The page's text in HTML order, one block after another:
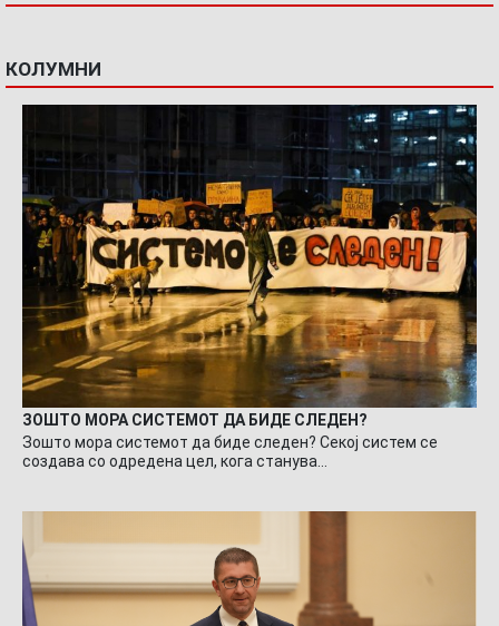
КОЛУМНИ
ЗОШТО МОРА СИСТЕМОТ ДА БИДЕ СЛЕДЕН?
Зошто мора системот да биде следен? Секој систем се
создава со одредена цел, кога станува…